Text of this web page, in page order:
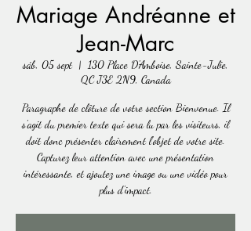
Mariage Andréanne et
Jean-Marc
sáb, 05 sept
  |
130 Place D'Amboise, Sainte-Julie,
QC J3E 2N9, Canada
Paragraphe de clôture de votre section Bienvenue. Il
s'agit du premier texte qui sera lu par les visiteurs, il
doit donc présenter clairement l'objet de votre site.
Capturez leur attention avec une présentation
intéressante, et ajoutez une image ou une vidéo pour
plus d'impact.